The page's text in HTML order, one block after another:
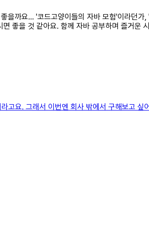
을까요... '코드고양이들의 자바 모험'이라던
좋을 것 같아요. 함께 자바 공부하며 즐거운
요. 그래서 이번엔 회사 밖에서 구해보고 싶